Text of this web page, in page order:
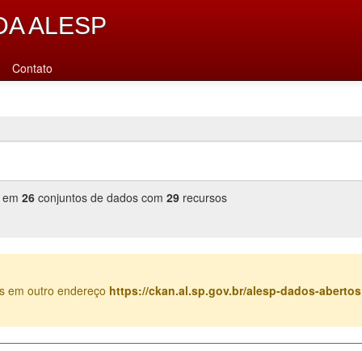
ALESP
Contato
26 conjuntos de dados com 29 recursos
em outro endereço https://ckan.al.sp.gov.br/alesp-dados-abertos